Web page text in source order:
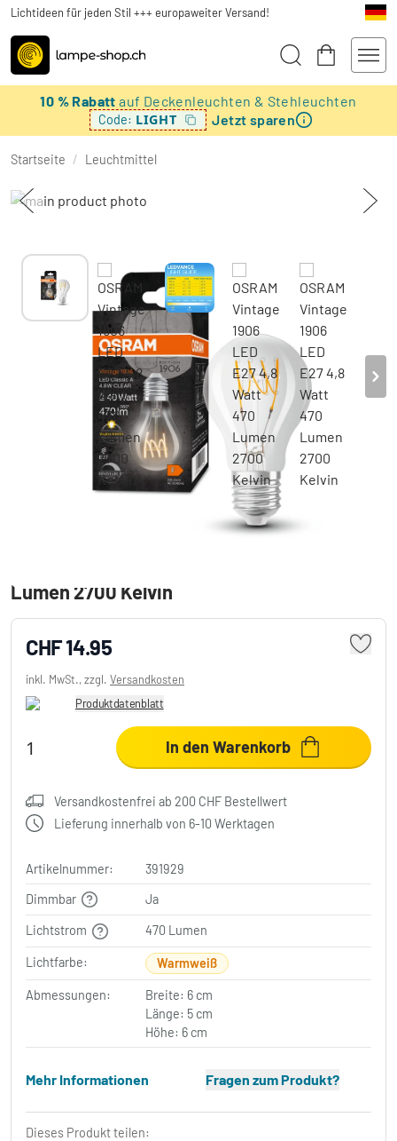
Lichtideen für jeden Stil +++ europaweiter Versand!
10 % Rabattauf Deckenleuchten & Stehleuchten
Code: LIGHT Jetzt sparen
Startseite / Leuchtmittel
Lumen 2700 Kelvin
CHF 14.95
inkl. MwSt., zzgl. Versandkosten
Produktdatenblatt
In den Warenkorb
Versandkostenfrei ab 200 CHF Bestellwert
Lieferung innerhalb von 6-10 Werktagen
Artikelnummer:
391929
Dimmbar
Ja
Lichtstrom 470 Lumen
Lichtfarbe: Warmweiß
Abmessungen:
Breite: 6 cm
Länge: 5 cm
Höhe: 6 cm
Mehr Informationen Fragen zum Produkt?
Dieses Produkt teilen: